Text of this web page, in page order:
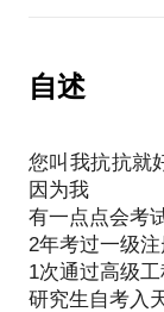
长期电脑作图
自述
您叫我抗抗就
因为我
有一点点会考
2年考过一级注
1次通过高级工
研究生自考入